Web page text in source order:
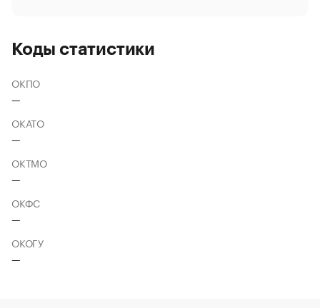
Коды статистики
ОКПО
—
ОКАТО
—
ОКТМО
—
ОКФС
—
ОКОГУ
—